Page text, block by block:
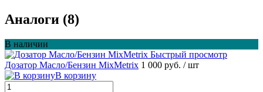
Аналоги (8)
В наличии
Быстрый просмотр
Дозатор Масло/Бензин MixMetrix 1 000 руб. / шт
В корзину